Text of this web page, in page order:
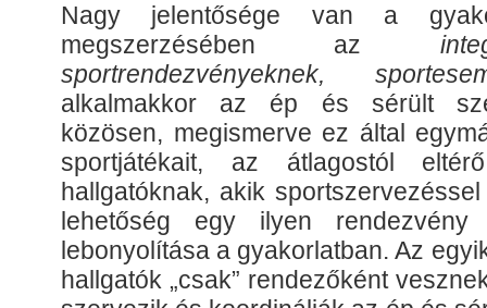
Nagy jelentősége van a
megszerzésében az
sportrendezvényeknek,
alkalmakkor az ép és sérült
közösen, megismerve ez által
sportjátékait, az átlagostól
hallgatóknak, akik
lehetőség egy ilyen rendezvény
lebonyolítása a gyakorlatban. Az
hallgatók „csak” rendezőként